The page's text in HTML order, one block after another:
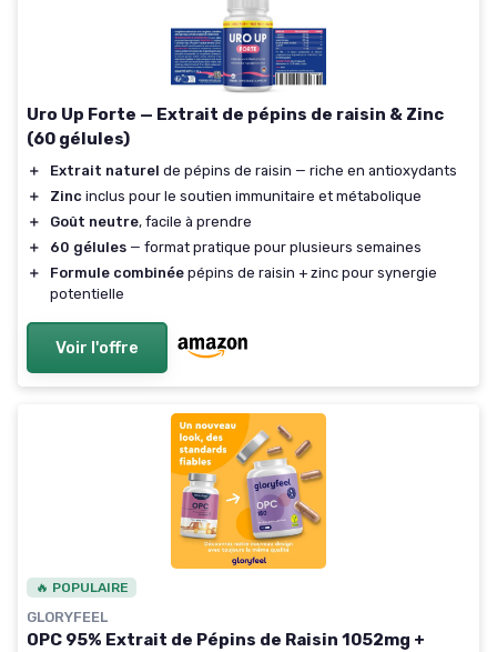
Uro Up Forte — Extrait de pépins de raisin & Zinc
(60 gélules)
＋ Extrait naturel de pépins de raisin — riche en antioxydants
＋
Zinc inclus pour le soutien immunitaire et métabolique
＋
Goût neutre, facile à prendre
＋
60 gélules — format pratique pour plusieurs semaines
＋
Formule combinée pépins de raisin + zinc pour synergie
potentielle
Voir l'offre
🔥 POPULAIRE
GLORYFEEL
OPC 95% Extrait de Pépins de Raisin 1052mg +